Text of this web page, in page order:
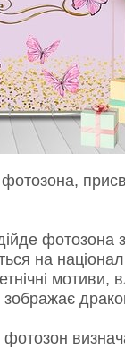
фотозона
на
фотозон